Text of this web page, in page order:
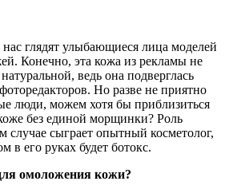
глядят улыбающиеся лица моделей
Конечно, эта кожа из рекламы не
ведь она подверглась
Но разве не приятно
люди, можем хотя бы приблизиться
без единой морщинки? Роль
случае сыграет опытный косметолог,
в его руках будет ботокс.
омоложения кожи?